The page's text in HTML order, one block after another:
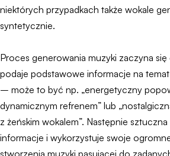
niektórych przypadkach także wokale
syntetycznie.
Proces generowania muzyki zaczyna
podaje podstawowe informacje na
– może to być np. „energetyczny
dynamicznym refrenem” lub
z żeńskim wokalem”. Następnie
informacje i wykorzystuje swoje
stworzenia muzyki pasującej do